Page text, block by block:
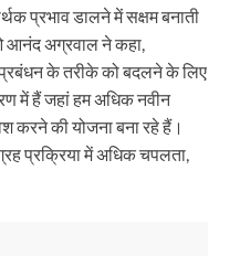
प्रभाव डालने में सक्षम बनाती
अग्रवाल ने कहा,
के तरीके को बदलने के लिए
में हैं जहां हम अधिक नवीन
करने की योजना बना रहे हैं।
प्रक्रिया में अधिक चपलता,